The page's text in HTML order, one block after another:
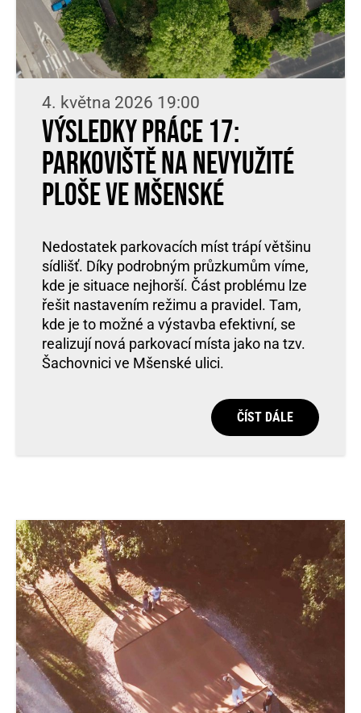
4. května 2026 19:00
Výsledky práce 17:
parkoviště na nevyužité
ploše ve Mšenské
Nedostatek parkovacích míst trápí většinu
sídlišť. Díky podrobným průzkumům víme,
kde je situace nejhorší. Část problému lze
řešit nastavením režimu a pravidel. Tam,
kde je to možné a výstavba efektivní, se
realizují nová parkovací místa jako na tzv.
Šachovnici ve Mšenské ulici.
ČÍST DÁLE